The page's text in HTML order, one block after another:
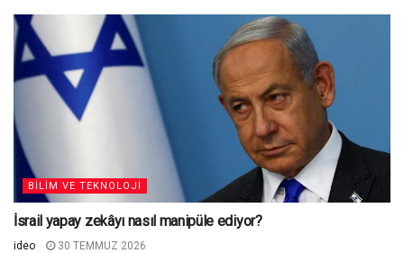
BILIM VE TEKNOLOJI
İsrail yapay zekâyı nasıl manipüle ediyor?
ideo 30 TEMMUZ 2026